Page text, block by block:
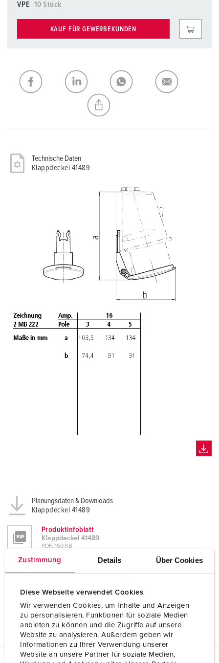
Zustimmung Details Über Cookies
Diese Webseite verwendet Cookies
Wir verwenden Cookies, um Inhalte und Anzeigen
zu personalisieren, Funktionen für soziale Medien
anbieten zu können und die Zugriffe auf unsere
Website zu analysieren. Außerdem geben wir
Informationen zu Ihrer Verwendung unserer
Website an unsere Partner für soziale Medien,
VPE
10 Stück
KAUF FÜR GEWERBEKUNDEN
Technische Daten
Klappdeckel 41489
Planungsdaten & Downloads
Klappdeckel 41489
Produktinfoblatt
Klappdeckel 41489
PDF, 150 KB
Klappdeckel 41489
Maßzeichnung Querformat
Klappdeckel 41489